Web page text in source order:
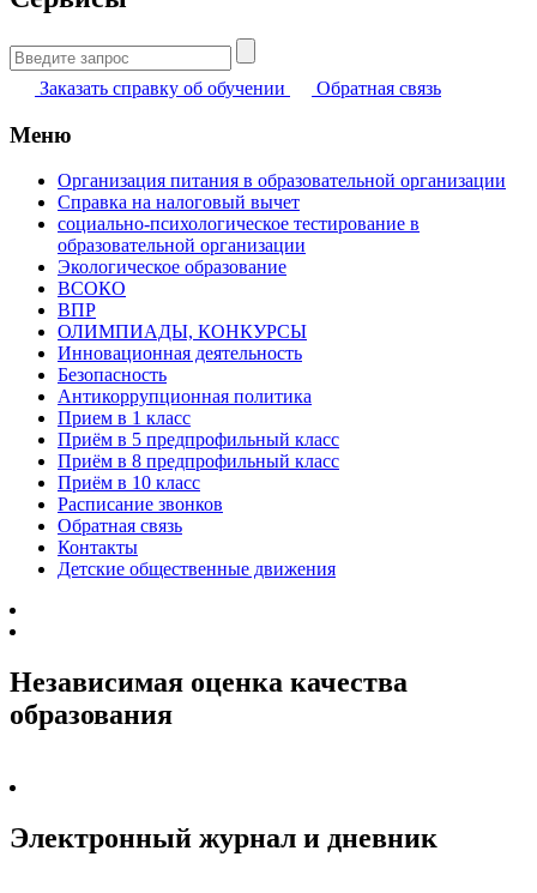
Найти:
Заказать справку об обучении
Обратная связь
Меню
Организация питания в образовательной организации
Справка на налоговый вычет
социально-психологическое тестирование в
образовательной организации
Экологическое образование
ВСОКО
ВПР
ОЛИМПИАДЫ, КОНКУРСЫ
Инновационная деятельность
Безопасность
Антикоррупционная политика
Прием в 1 класс
Приём в 5 предпрофильный класс
Приём в 8 предпрофильный класс
Приём в 10 класс
Расписание звонков
Обратная связь
Контакты
Детские общественные движения
Независимая оценка качества
образования
Электронный журнал и дневник